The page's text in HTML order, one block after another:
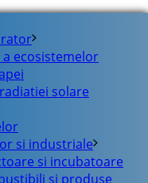
ecosistemelor
solare
si industriale
si incubatoare
si produse